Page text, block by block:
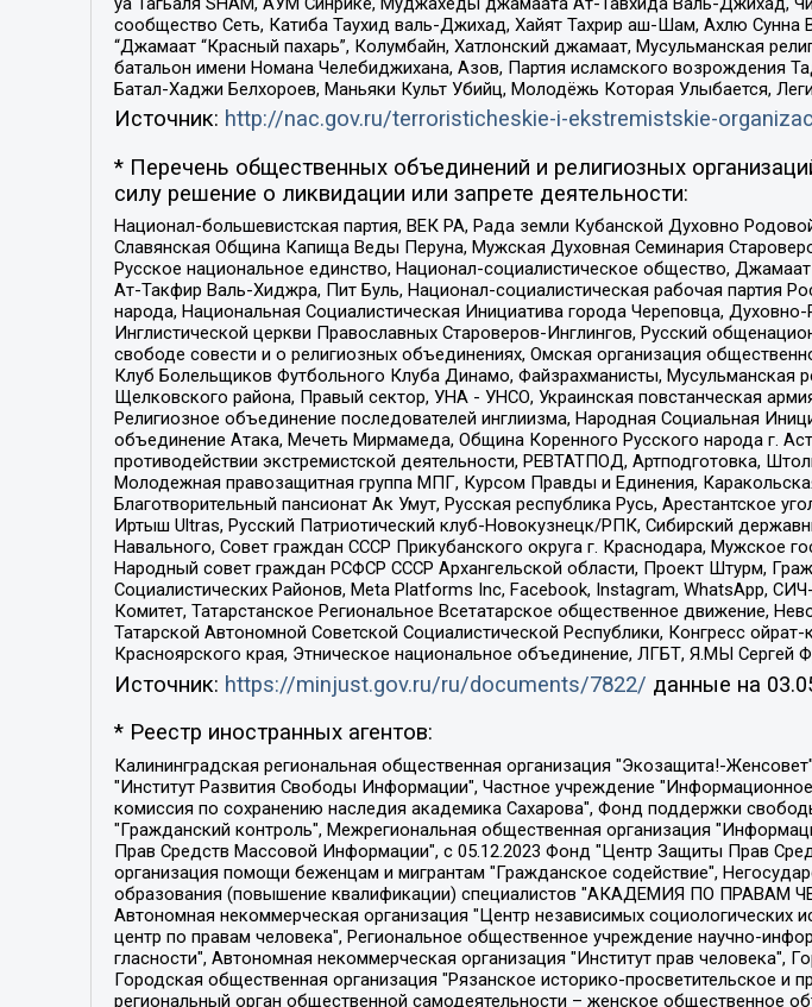
сообщество Сеть, Катиба Таухид валь-Джихад, Хайят Тахрир аш-Шам, Ахлю Сунна
“Джамаат “Красный пахарь”, Колумбайн, Хатлонский джамаат, Мусульманская
батальон имени Номана Челебиджихана, Азов, Партия исламского возрождения
Батал-Хаджи Белхороев, Маньяки Культ Убийц, Молодёжь Которая Улыбается,
Источник: http://nac.gov.ru/terroristicheskie-i-ekstremistskie-
* Перечень общественных объединений и религиозных
силу решение о ликвидации или запрете деятельности:
Национал-большевистская партия, ВЕК РА, Рада земли Кубанской Духовно
Славянская Община Капища Веды Перуна, Мужская Духовная Семинария
Русское национальное единство, Национал-социалистическое общество,
Ат-Такфир Валь-Хиджра, Пит Буль, Национал-социалистическая рабочая партия
народа, Национальная Социалистическая Инициатива города Череповца,
Инглистической церкви Православных Староверов-Инглингов, Русский
свободе совести и о религиозных объединениях, Омская организация
Клуб Болельщиков Футбольного Клуба Динамо, Файзрахманисты, Мусульманская
Щелковского района, Правый сектор, УНА - УНСО, Украинская повстанческая
Религиозное объединение последователей инглиизма, Народная Социальная
объединение Атака, Мечеть Мирмамеда, Община Коренного Русского народа г.
противодействии экстремистской деятельности, РЕВТАТПОД, Артподготовка,
Молодежная правозащитная группа МПГ, Курсом Правды и Единения,
Благотворительный пансионат Ак Умут, Русская республика Русь, Арестантское
Иртыш Ultras, Русский Патриотический клуб-Новокузнецк/РПК, Сибирский
Навального, Совет граждан СССР Прикубанского округа г. Краснодара, Мужское
Народный совет граждан РСФСР СССР Архангельской области, Проект Штурм,
Социалистических Районов, Meta Platforms Inc, Facebook, Instagram, WhatsApp,
Комитет, Татарстанское Региональное Всетатарское общественное движение,
Татарской Автономной Советской Социалистической Республики, Конгресс
Красноярского края, Этническое национальное объединение, ЛГБТ, Я.МЫ Сергей
Источник: https://minjust.gov.ru/ru/documents/7822/ данные на
* Реестр иностранных агентов:
Калининградская региональная общественная организация "Экозащита!-Женсовет", Фонд содействия защите прав и свобод граждан "Общественный вердикт", Фонд "Институт Развития Свободы Информации", Частное учреждение "Информационное агентство МЕМО. РУ", Региональная общественная организация "Общественная комиссия по сохранению наследия академика Сахарова", Фонд поддержки свободы прессы, Санкт-Петербургская общественная правозащитная организация "Гражданский контроль", Межрегиональная общественная организация "Информационно-просветительский центр "Мемориал", Региональный Фонд "Центр Защиты Прав Средств Массовой Информации", с 05.12.2023 Фонд "Центр Защиты Прав Средств массовой информации", Региональная общественная благотворительная организация помощи беженцам и мигрантам "Гражданское содействие", Негосударственное образовательное учреждение дополнительного профессионального образования (повышение квалификации) специалистов "АКАДЕМИЯ ПО ПРАВАМ ЧЕЛОВЕКА", Свердловская региональная общественная организация "Сутяжник", Автономная некоммерческая организация "Центр независимых социологических исследований", Союз общественных объединений "Российский исследовательский центр по правам человека", Региональное общественное учреждение научно-информационный центр "МЕМОРИАЛ", Некоммерческая организация "Фонд защиты гласности", Автономная некоммерческая организация "Институт прав человека", Городская общественная организация "Екатеринбургское общество "МЕМОРИАЛ", Городская общественная организация "Рязанское историко-просветительское и правозащитное общество "Мемориал" (Рязанский Мемориал), Челябинский региональный орган общественной самодеятельности – женское общественное объединение "Женщины Евразии", Челябинский региональный орган общественной самодеятельности "Уральская правозащитная группа", Фонд содействия защите здоровья и социальной справедливости имени Андрея Рылькова, Автономная Некоммерческая Организация "Аналитический Центр Юрия Левады", Автономная некоммерческая организация социальной поддержки населения "Проект Апрель", Региональная общественная организация помощи женщинам и детям, находящимся в кризисной ситуации "Информационно-методический центр "Анна", Фонд содействия развитию массовых коммуникаций и правовому просвещению "Так-так-Так", Фонд содействия устойчивому развитию "Серебряная тайга", Свердловский региональный общественный фонд социальных проектов "Новое время", "Idel.Реалии", Кавказ.Реалии, Крым.Реалии, Телеканал Настоящее Время, Татаро-башкирская служба Радио Свобода (Azatliq Radiosi), Радио Свободная Европа/Радио Свобода (PCE/PC), "Сибирь.Реалии", "Фактограф", Благотворительный фонд помощи осужденным и их семьям, Автономная некоммерческая организация "Институт глобализации и социальных движений", Фонд "В защиту прав заключенных", Частное учреждение "Центр поддержки и содействия развитию средств массовой информации", Пензенский региональный общественный благотворительный фонд "Гражданский союз", "Север.Реалии", Некоммерческая организация Фонд "Правовая инициатива", Общество с ограниченной ответственностью "Радио Свободная Европа/Радио Свобода", Чешское информационное агентство "MEDIUM-ORIENT", Красноярская региональная общественная организация "Мы против СПИДа", Камалягин Денис Николаевич, Маркелов Сергей Евгеньевич, Пономарев Лев Александрович, Савицкая Людмила Алексеевна, Автономная некоммерческая организация "Центр по работе с проблемой насилия "НАСИЛИЮ.НЕТ", Межрегиональный профессиональный союз работников здравоохранения "Альянс врачей", Юридическое лицо, зарегистрированное в Латвийской Республике, SIA "Medusa Project" (регистрационный номер 40103797863, дата регистрации 10.06.2014), Некоммерческая организация "Фонд по борьбе с коррупцией", Автономная некоммерческая организация "Институт права и публичной политики", Баданин Роман Сергеевич, Гликин Максим Александрович, Железнова Мария Михайловна, Лукьянова Юлия Сергеевна, Маетная Елизавета Витальевна, Маняхин Петр Борисович, Чуракова Ольга Владимировна, Ярош Юлия Петровна, Юридическое лицо "The Insider SIA", зарегистрированное в Риге, Латвийская Республика (дата регистрации 26.06.2015), являющееся администратором доменного имени интернет-издания "The Insider SIA", https://theins.ru, Постернак Алексей Евгеньевич, Рубин Михаил Аркадьевич, Анин Роман Александрович, Юридическое лицо Istories fonds, зарегистрированное в Латвийской Республике (регистрационный номер 50008295751, дата регистрации 24.02.2020), Великовский Дмитрий Александрович, Долинина Ирина Николаевна, Мароховская Алеся Алексеевна, Шлейнов Роман Юрьевич, Шмагун Олеся Валентиновна, Общество с ограниченной ответственностью "Альтаир 2021", Общество с ограниченной ответственностью "Вега 2021", Общество с ограниченной ответственностью "Главный редактор 2021", Общество с ограниченной ответственностью "Ромашки монолит", Важенков Артем Валерьевич, Ивановская областная общественная